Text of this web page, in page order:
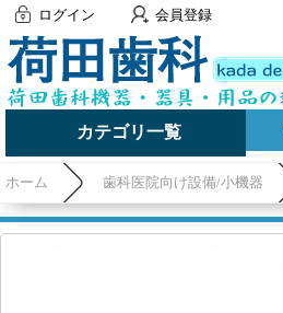
ログイン 会員登録
カテゴリ一覧
ホーム 歯科医院向け設備/小機器